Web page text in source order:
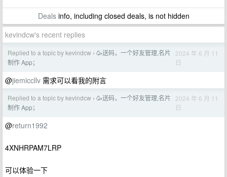
Dealsinfo, including closed deals, is not hidden
kevindcw's recent replies
Replied to a topic by kevindcw › 🥳送码，一个好友管理,名片
制作 App；
2024 年 6 月 11
日
@jiemiccllv 需求可以看我的附言
Replied to a topic by kevindcw › 🥳送码，一个好友管理,名片
制作 App；
2024 年 6 月 11
日
@return1992
4XNHRPAM7LRP
可以体验一下